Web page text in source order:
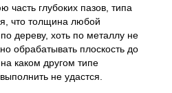
глубоких пазов, типа
что толщина любой
дереву, хоть по металлу не
обрабатывать плоскость до
каком другом типе
не удастся.